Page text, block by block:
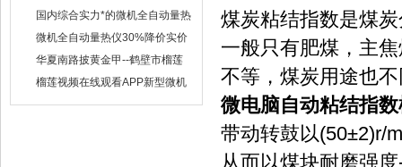
量热仪
国内综合实力*的微机全自动量热
仪制造企业
微机全自动量热仪30%降价实价
出售
华夏南路披黄金甲--鹤壁市榴莲
视频在线观看APP仪器仪表有限
榴莲视频在线观看APP新型微机
煤炭粘结指数是煤
一般只有肥煤，主
不等，煤炭用途也
微电脑自动粘结指
带动转鼓以(50±2)r/
从而以煤块耐磨强